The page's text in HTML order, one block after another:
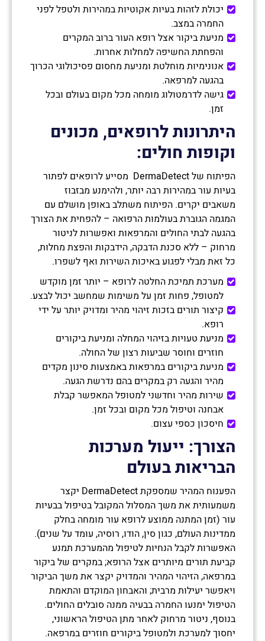
יכולת לזהות בעיות אקוטיות במהירות ולטפל לפני
החמרה במצב.
מניעת ביקור אצל רופא העור ברוב המקרים
והפחתת החשיפה למחלות אחרות.
אנונימיות מוחלטת ומניעת מחסום פסיכולוגי הכרוך
בהגעה למרפאה.
גישה לדרמטולוג מומחה מכל מקום בעולם ובכל
זמן.
היתרונות לרופאים, מכונים
וקופות חולים:
הפיתוח של DermaDetect מסייע לרופאים לפתור
בעיות עור במהירות רבה יותר, ולהימנע מבזבוז
משאבים יקרים. הפיתוח משתלב באופן מושלם עם
המגמה הגוברת בעולמות הרפואה – להפחית את הצורך
בהגעה לבתי החולים והמרפאות ואפשרות לניטור
מרחוק – ללא סכנת הדבקה, הידבקות והפצת מחלות,
כל זאת מבלי לפגוע באיכות השירות ואף לשפרו.
מערכת תמיכת החלטה לרופא – יותר זמן מוקדש
למטופל, פחות זמן על משימות שמחשב יכול לבצע.
קיצור תורים בזכות זיהוי מהיר ומדויק יותר על ידי
רופא.
מניעת טעויות בזיהוי המחלה ומניעת ביקורים
חוזרים וחוסר שביעות רצון של החולה.
מניעת ביקורים במרפאות באמצעות סינון מקדים
מהיר והגעה רק במקרים בהם נדרשת הגעה.
שירות מהיר וחדשני למטופל המאפשר קבלת
אבחנה וטיפול מכל מקום ובכל זמן.
חיסכון כספי עצום.
הצורך: ייעול מערכות
הבריאות בעולם
הפענוח המהיר שמספקת DermaDetect יקצר
משמעותית את משך המסלול המקובל בטיפול בבעיות
עור (זמן המתנה ממוצע לרופא עור מומחה בחלק
ממדינות העולם, כגון סין, הודו, רוסיה, עומד על שנים).
האפשרות לקבל הנחיות לטיפול מהמערכת תמנע
קביעת תורים מיותרים אצל הרופא; במקרים של ביקור
במרפאה, הזיהוי המהיר והמדויק יקצר את משך הביקור
ויאפשר יעילות מרבית; והאבחון המוקדם והתאמת
הטיפול ימנעו החמרה בבעיה ממנה סובלים החולים.
בנוסף, ניטור מרחוק לאחר מתן הטיפול הראשוני,
יחסוך למערכת ולמטופל ביקורים חוזרים במרפאה.